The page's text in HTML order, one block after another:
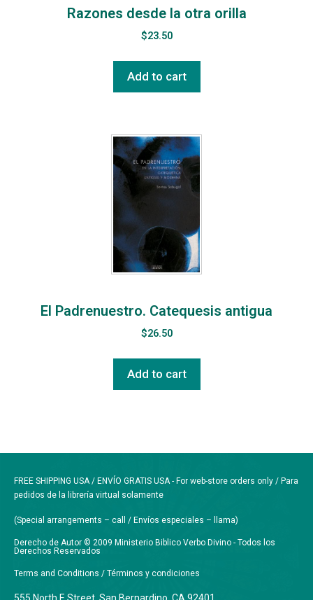
Razones desde la otra orilla
$23.50
Add to cart
El Padrenuestro. Catequesis antigua
$26.50
Add to cart
FREE SHIPPING USA / ENVÍO GRATIS USA - For web-store orders only / Para
pedidos de la librería virtual solamente
(Special arrangements – call / Envíos especiales – llama)
Derecho de Autor © 2009 Ministerio Biblico Verbo Divino - Todos los
Derechos Reservados
Terms and Conditions / Términos y condiciones